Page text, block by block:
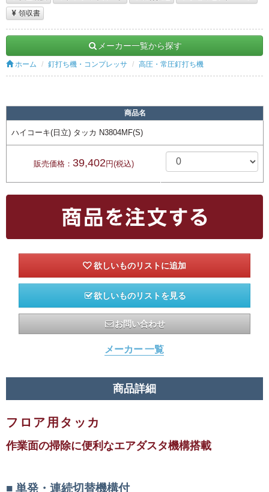
領収書
メーカー一覧から探す
ホーム 釘打ち機・コンプレッサ 高圧・常圧釘打ち機
商品名
ハイコーキ(日立) タッカ N3804MF(S)
販売価格： 39,402 円(税込)
欲しいものリストを見る
お問い合わせ
メーカー 一覧
商品詳細
フロア用タッカ
作業面の掃除に便利なエアダスタ機構搭載
単発・連続切替機構付